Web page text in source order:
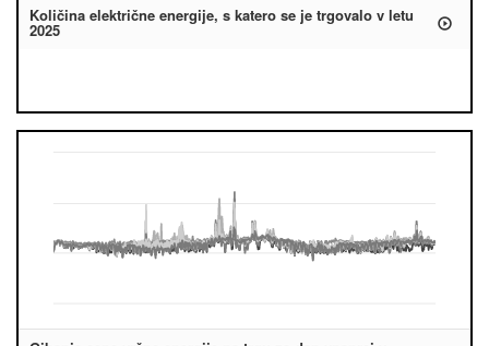
Količina električne energije, s katero se je trgovalo v letu
2025